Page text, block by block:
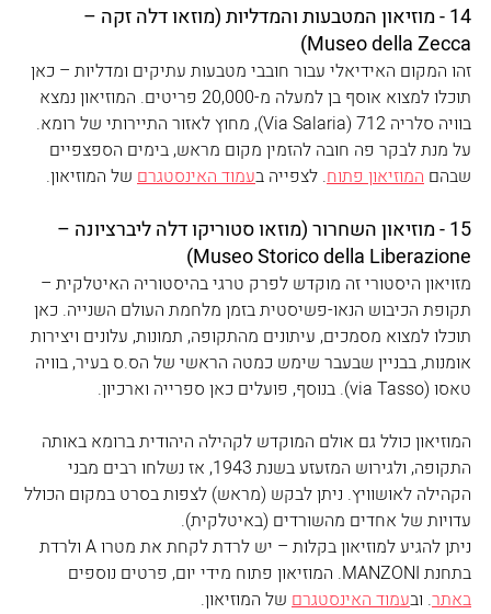
14 - מוזיאון המטבעות והמדליות (מוזאו דלה זקה –
Museo della Zecca)
זהו המקום האידיאלי עבור חובבי מטבעות עתיקים ומדליות – כאן
תוכלו למצוא אוסף בן למעלה מ-20,000 פריטים. המוזיאון נמצא
בוויה סלריה 712 (Via Salaria), מחוץ לאזור התיירותי של רומא.
על מנת לבקר פה חובה להזמין מקום מראש, בימים הספצפיים
שבהם המוזיאון פתוח. לצפייה בעמוד האינסטגרם של המוזיאון.
15 - מוזיאון השחרור (מוזאו סטוריקו דלה ליברציונה –
Museo Storico della Liberazione)
מזויאון היסטורי זה מוקדש לפרק טרגי בהיסטוריה האיטלקית –
תקופת הכיבוש הנאו-פשיסטית בזמן מלחמת העולם השנייה. כאן
תוכלו למצוא מסמכים, עיתונים מהתקופה, תמונות, עלונים ויצירות
אומנות, בבניין שבעבר שימש כמטה הראשי של הס.ס בעיר, בוויה
טאסו (via Tasso). בנוסף, פועלים כאן ספרייה וארכיון.
המוזיאון כולל גם אולם המוקדש לקהילה היהודית ברומא באותה
התקופה, ולגירוש המזעזע בשנת 1943, אז נשלחו רבים מבני
הקהילה לאושוויץ. ניתן לבקש (מראש) לצפות בסרט במקום הכולל
עדויות של אחדים מהשורדים (באיטלקית).
ניתן להגיע למוזיאון בקלות – יש לרדת לקחת את מטרו A ולרדת
בתחנת MANZONI. המוזיאון פתוח מידי יום, פרטים נוספים
באתר. ובעמוד האינסטגרם של המוזיאון.